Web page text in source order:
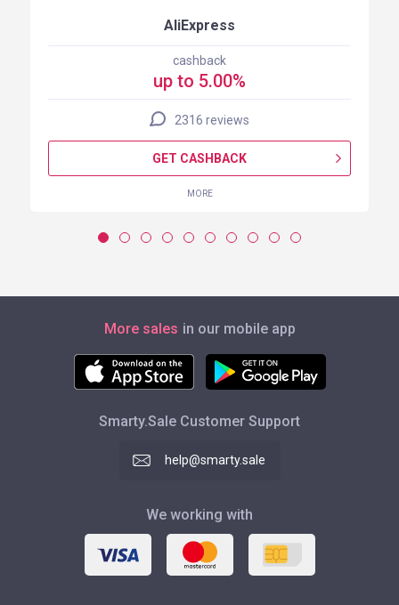
AliExpress
cashback
up to 5.00%
2316 reviews
GET CASHBACK
MORE
More sales in our mobile app
Smarty.Sale Customer Support
help@smarty.sale
We working with